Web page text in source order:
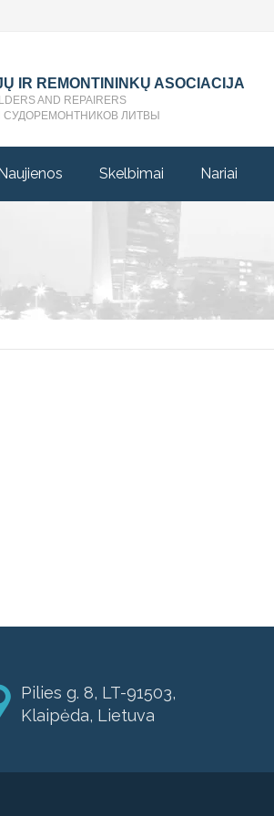
IR REMONTININKŲ ASOCIACIJA
AND REPAIRERS
ЛИТВЫ
Skelbimai Nariai
Pilies g. 8, LT-91503,
Klaipėda, Lietuva